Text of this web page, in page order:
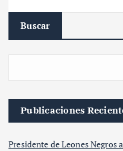
Buscar
Publicaciones
Presidente de Leones Negros